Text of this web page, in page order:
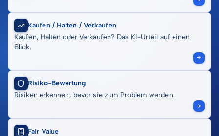
Kaufen / Halten / Verkaufen
Kaufen, Halten oder Verkaufen? Das KI-Urteil auf einen
Blick.
Risiko-Bewertung
Risiken erkennen, bevor sie zum Problem werden.
Fair Value